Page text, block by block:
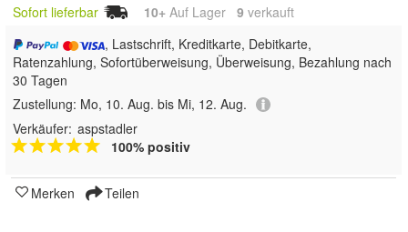
Sofort lieferbar 10+ Auf Lager 9 verkauft
, Lastschrift, Kreditkarte, Debitkarte,
Ratenzahlung, Sofortüberweisung, Überweisung, Bezahlung nach
30 Tagen
Zustellung: Mo, 10. Aug. bis Mi, 12. Aug.
Verkäufer: aspstadler
100% positiv
Merken Teilen